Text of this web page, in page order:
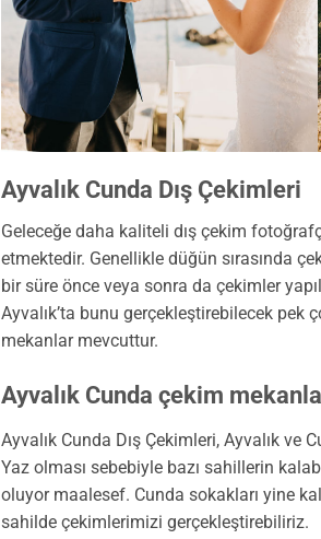
Ayvalık Cunda Dış Çekimleri
Geleceğe daha kaliteli dış çekim
etmektedir. Genellikle düğün sırasında
bir süre önce veya sonra da çekimler
Ayvalık’ta bunu gerçekleştirebilecek pek
mekanlar mevcuttur.
Ayvalık Cunda çekim
Ayvalık Cunda Dış Çekimleri, Ayvalık ve
Yaz olması sebebiyle bazı sahillerin
oluyor maalesef. Cunda sokakları yine
sahilde çekimlerimizi gerçekleştirebiliriz.